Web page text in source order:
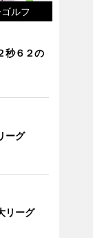
ルフ
秒６２の
ーグ
リーグ